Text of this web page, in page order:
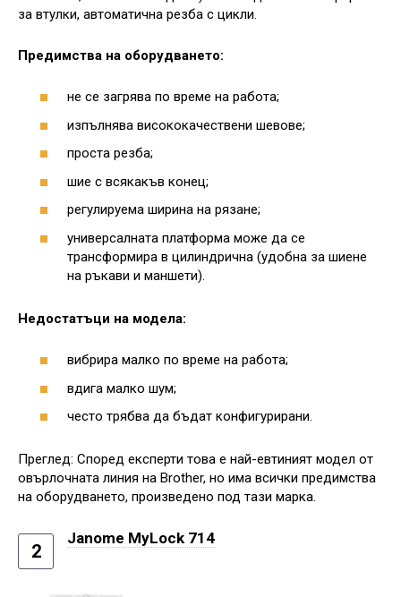
за втулки, автоматична резба с цикли.
Предимства на оборудването:
не се загрява по време на работа;
изпълнява висококачествени шевове;
проста резба;
шие с всякакъв конец;
регулируема ширина на рязане;
универсалната платформа може да се
трансформира в цилиндрична (удобна за шиене
на ръкави и маншети).
Недостатъци на модела:
вибрира малко по време на работа;
вдига малко шум;
често трябва да бъдат конфигурирани.
Преглед: Според експерти това е най-евтиният модел от
овърлочната линия на Brother, но има всички предимства
на оборудването, произведено под тази марка.
2
Janome MyLock 714